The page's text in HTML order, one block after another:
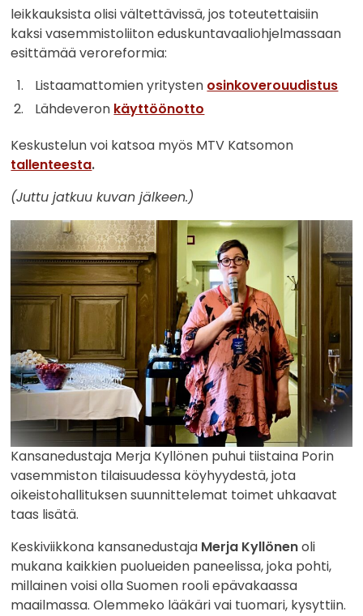
leikkauksista olisi vältettävissä, jos toteutettaisiin
kaksi vasemmistoliiton eduskuntavaaliohjelmassaan
esittämää veroreformia:
Listaamattomien yritysten osinkoverouudistus
Lähdeveron käyttöönotto
Keskustelun voi katsoa myös MTV Katsomon
tallenteesta.
(Juttu jatkuu kuvan jälkeen.)
Kansanedustaja Merja Kyllönen puhui tiistaina Porin
vasemmiston tilaisuudessa köyhyydestä, jota
oikeistohallituksen suunnittelemat toimet uhkaavat
taas lisätä.
Keskiviikkona kansanedustaja Merja Kyllönenoli
mukana kaikkien puolueiden paneelissa, joka pohti,
millainen voisi olla Suomen rooli epävakaassa
maailmassa. Olemmeko lääkäri vai tuomari, kysyttiin.